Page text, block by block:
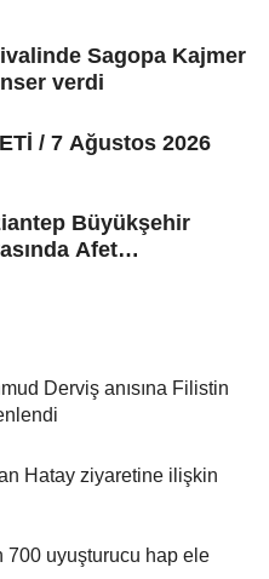
Sagopa Kajmer
verdi
/ 7 Ağustos 2026
Büyükşehir
Afet
Derviş anısına Filistin
Hatay ziyaretine ilişkin
700 uyuşturucu hap ele